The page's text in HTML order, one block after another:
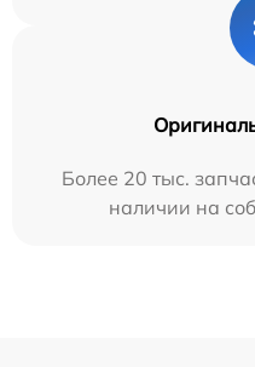
Более 20 тыс.
наличии на